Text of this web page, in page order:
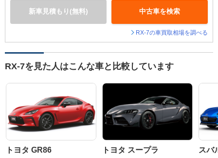
新車見積もり(無料) 中古車を検索
RX-7の車買取相場を調べる
RX-7を見た人はこんな車と比較しています
トヨタ GR86 トヨタ スープラ スバ